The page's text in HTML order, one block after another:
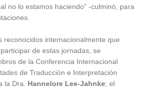
no lo estamos haciendo” -culminó, para
reconocidos internacionalmente que
de estas jornadas, se
de la Conferencia Internacional
de Traducción e Interpretación
la Dra. Hannelore Lee-Jahnke; el